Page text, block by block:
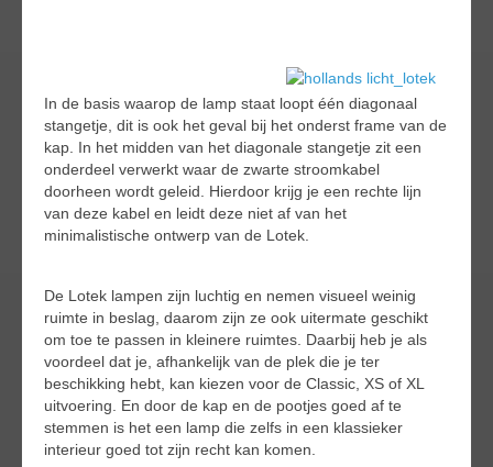
In de basis waarop de lamp staat loopt één diagonaal
stangetje, dit is ook het geval bij het onderst frame van de
kap. In het midden van het diagonale stangetje zit een
onderdeel verwerkt waar de zwarte stroomkabel
doorheen wordt geleid. Hierdoor krijg je een rechte lijn
van deze kabel en leidt deze niet af van het
minimalistische ontwerp van de Lotek.
De Lotek lampen zijn luchtig en nemen visueel weinig
ruimte in beslag, daarom zijn ze ook uitermate geschikt
om toe te passen in kleinere ruimtes. Daarbij heb je als
voordeel dat je, afhankelijk van de plek die je ter
beschikking hebt, kan kiezen voor de Classic, XS of XL
uitvoering. En door de kap en de pootjes goed af te
stemmen is het een lamp die zelfs in een klassieker
interieur goed tot zijn recht kan komen.